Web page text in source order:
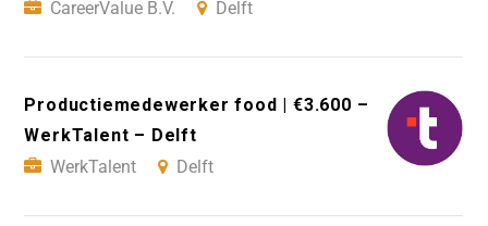
CareerValue B.V.
Delft
Productiemedewerker food | €3.600 –
WerkTalent – Delft
WerkTalent
Delft